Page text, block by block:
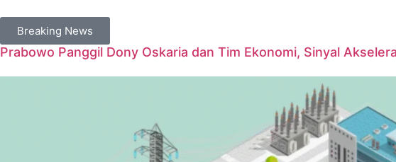
Breaking News
Prabowo Panggil Dony Oskaria dan Tim Ekonomi, Sinyal